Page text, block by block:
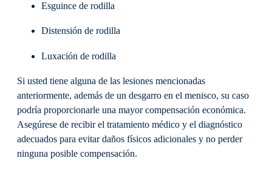
Esguince de rodilla
Distensión de rodilla
Luxación de rodilla
Si usted tiene alguna de las lesiones mencionadas
anteriormente, además de un desgarro en el menisco, su caso
podría proporcionarle una mayor compensación económica.
Asegúrese de recibir el tratamiento médico y el diagnóstico
adecuados para evitar daños físicos adicionales y no perder
ninguna posible compensación.